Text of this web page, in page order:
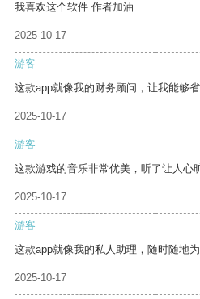
我喜欢这个软件 作者加油
2025-10-17
游客
这款app就像我的财务顾问，让我能够省
2025-10-17
游客
这款游戏的音乐非常优美，听了让人心
2025-10-17
游客
这款app就像我的私人助理，随时随地
2025-10-17